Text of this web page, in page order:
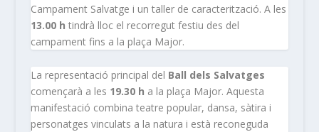
Campament Salvatge i un taller de caracterització. A les
13.00 h tindrà lloc el recorregut festiu des del
campament fins a la plaça Major.
La representació principal del Ball dels Salvatges
començarà a les 19.30 h a la plaça Major. Aquesta
manifestació combina teatre popular, dansa, sàtira i
personatges vinculats a la natura i està reconeguda